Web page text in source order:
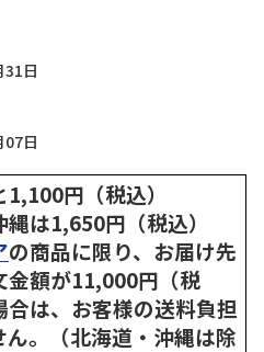
日
日
円（税込）
は1,650円（税込）
の商品に限り、お届け先
金額が11,000円（税
合は、お客様の送料負担
ん。（北海道・沖縄は除